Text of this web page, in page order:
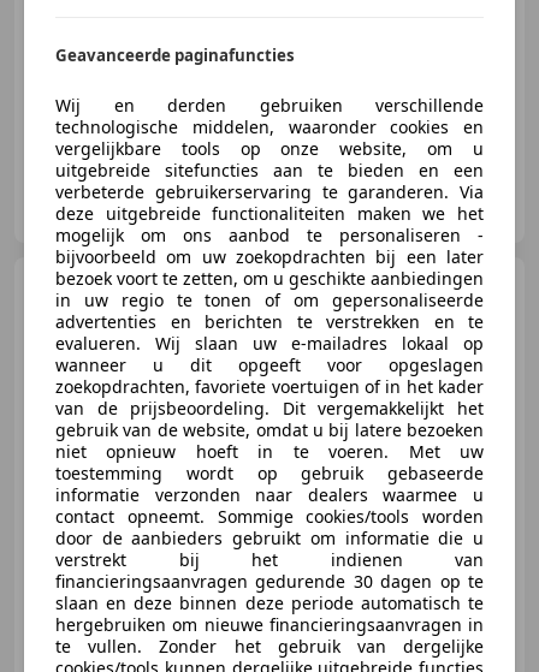
215 kW (292 PK)
Autobedrijf Benerink
NL-7575 BE OLDENZAAL
Porsche PanameraSport
Turismo 4.0 Turbo S E-Hybrid |
Stoelventilat
€ 114.950
11/2021 83.182 km
Elektro/Benzine
515 kW (700 PK)
Autobedrijf Benerink
Geavanceerde paginafuncties
Wij en derden gebruiken verschillende
technologische middelen, waaronder cookies en
vergelijkbare tools op onze website, om u
uitgebreide sitefuncties aan te bieden en een
verbeterde gebruikerservaring te garanderen. Via
deze uitgebreide functionaliteiten maken we het
mogelijk om ons aanbod te personaliseren -
bijvoorbeeld om uw zoekopdrachten bij een later
bezoek voort te zetten, om u geschikte aanbiedingen
in uw regio te tonen of om gepersonaliseerde
advertenties en berichten te verstrekken en te
evalueren. Wij slaan uw e-mailadres lokaal op
wanneer u dit opgeeft voor opgeslagen
zoekopdrachten, favoriete voertuigen of in het kader
van de prijsbeoordeling. Dit vergemakkelijkt het
gebruik van de website, omdat u bij latere bezoeken
niet opnieuw hoeft in te voeren. Met uw
toestemming wordt op gebruik gebaseerde
informatie verzonden naar dealers waarmee u
contact opneemt. Sommige cookies/tools worden
door de aanbieders gebruikt om informatie die u
verstrekt bij het indienen van
financieringsaanvragen gedurende 30 dagen op te
slaan en deze binnen deze periode automatisch te
hergebruiken om nieuwe financieringsaanvragen in
te vullen. Zonder het gebruik van dergelijke
cookies/tools kunnen dergelijke uitgebreide functies